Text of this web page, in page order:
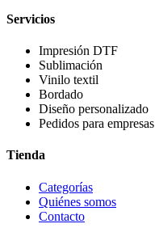
Servicios
Impresión DTF
Sublimación
Vinilo textil
Bordado
Diseño personalizado
Pedidos para empresas
Tienda
Categorías
Quiénes somos
Contacto